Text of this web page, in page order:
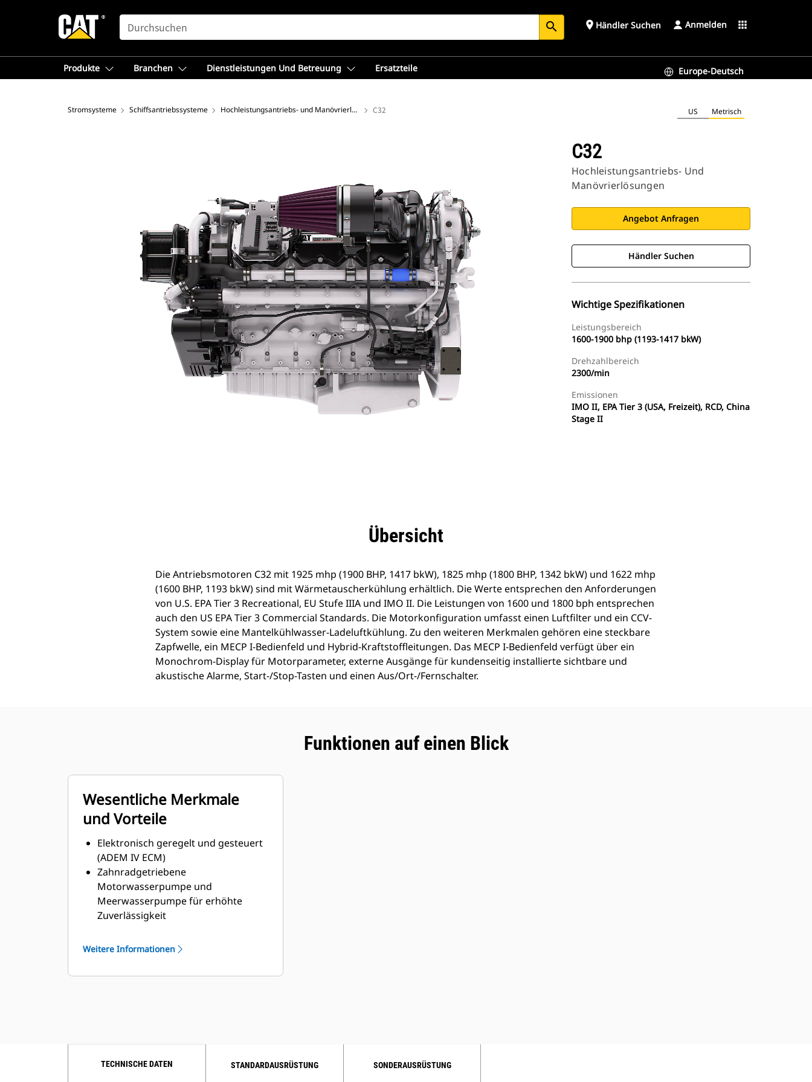
SEARCH search place Händler Suchen Anmelden apps
Produkte Branchen Dienstleistungen Und Betreuung Ersatzteile Europe-Deutsch
Stromsysteme Schiffsantriebssysteme Hochleistungsantriebs- und Manövrierlösungen C32 US Metrisch
C32
Hochleistungsantriebs- Und
Manövrierlösungen
Angebot Anfragen
Händler Suchen
Wichtige Spezifikationen
Leistungsbereich
1600-1900 bhp (1193-1417 bkW)
Drehzahlbereich
2300/min
Emissionen
IMO II, EPA Tier 3 (USA, Freizeit), RCD, China
Stage II
Technische DatenÜbersicht
Die Antriebsmotoren C32 mit 1925 mhp (1900 BHP, 1417 bkW), 1825 mhp (1800 BHP, 1342 bkW) und 1622 mhp
(1600 BHP, 1193 bkW) sind mit Wärmetauscherkühlung erhältlich. Die Werte entsprechen den Anforderungen
von U.S. EPA Tier 3 Recreational, EU Stufe IIIA und IMO II. Die Leistungen von 1600 und 1800 bph entsprechen
auch den US EPA Tier 3 Commercial Standards. Die Motorkonfiguration umfasst einen Luftfilter und ein CCV-
System sowie eine Mantelkühlwasser-Ladeluftkühlung. Zu den weiteren Merkmalen gehören eine steckbare
Zapfwelle, ein MECP I-Bedienfeld und Hybrid-Kraftstoffleitungen. Das MECP I-Bedienfeld verfügt über ein
Monochrom-Display für Motorparameter, externe Ausgänge für kundenseitig installierte sichtbare und
akustische Alarme, Start-/Stop-Tasten und einen Aus/Ort-/Fernschalter.
Funktionen auf einen Blick
Wesentliche Merkmale
und Vorteile
Elektronisch geregelt und gesteuert
(ADEM IV ECM)
Zahnradgetriebene
Motorwasserpumpe und
Meerwasserpumpe für erhöhte
Zuverlässigkeit
Titanplatten-Wärmetauscher
und rechts verfügbar
Weitere Informationen
TECHNISCHE DATEN STANDARDAUSRÜSTUNG SONDERAUSRÜSTUNG